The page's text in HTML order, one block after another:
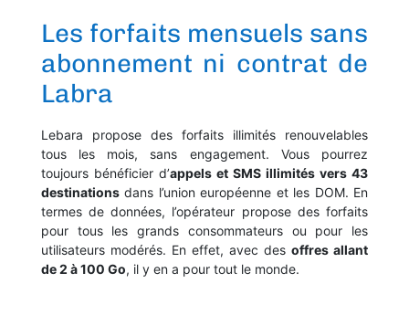
Les forfaits mensuels sans
abonnement ni contrat de
Labra
Lebara propose des forfaits illimités renouvelables
tous les mois, sans engagement. Vous pourrez
toujours bénéficier d’appels et SMS illimités vers 43
destinationsdans l’union européenne et les DOM. En
termes de données, l’opérateur propose des forfaits
pour tous les grands consommateurs ou pour les
utilisateurs modérés. En effet, avec desoffres allant
de 2 à 100 Go, il y en a pour tout le monde.